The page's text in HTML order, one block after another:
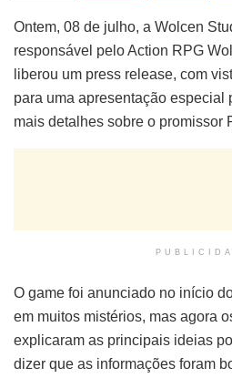
Ontem, 08 de julho, a Wolcen
responsável pelo Action RPG
liberou um press release, com
para uma apresentação especial
mais detalhes sobre o promissor
O game foi anunciado no início
em muitos mistérios, mas agora
explicaram as principais ideias
dizer que as informações foram